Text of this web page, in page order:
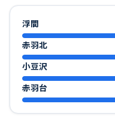
浮間
赤羽北
小豆沢
赤羽台